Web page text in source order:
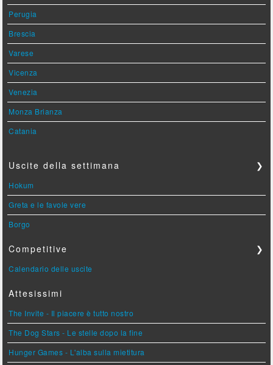
Perugia
Brescia
Varese
Vicenza
Venezia
Monza Brianza
Catania
Uscite della settimana ❯
Hokum
Greta e le favole vere
Borgo
Competitive ❯
Calendario delle uscite
Attesissimi
The Invite - Il piacere è tutto nostro
The Dog Stars - Le stelle dopo la fine
Hunger Games - L'alba sulla mietitura